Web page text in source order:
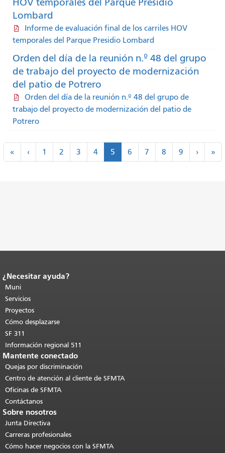
Lombard
Informe de evaluación final de los carriles HOV
temporales del Parque Presidio Lombard
Orden del día de la reunión n.º 48 del grupo
de trabajo del proyecto de modernización
del patio de Potrero
Orden del día de la reunión n.º 48 del grupo de
trabajo del proyecto de modernización del patio de
Potrero
Paginación
«"
primero
‹<
anterior
1 2 3 4 5 6 7 8 9 ›
>
»
"
Fin del contenido de la página.
de esta página se repite en todas las
páginas.Volver al principio del
contenido principal
¿Necesitar ayuda?
Muni
Servicios
Proyectos
Cómo desplazarse
SF 311
Información regional 511
Mantente conectado
Quejas por discriminación
Centro de atención al cliente de SFMTA
Oficinas de SFMTA
Contáctanos
Sobre nosotros
Junta Directiva
Carreras profesionales
Cómo hacer negocios con la SFMTA